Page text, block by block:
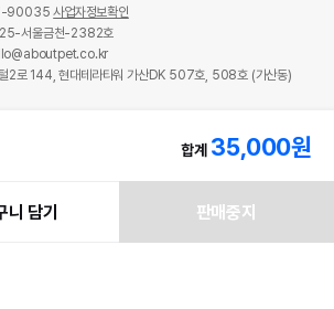
합계 35,000원
니 담기 판매중지
90035사업자정보확인
서울금천-2382호
털2로 144, 현대테라타워 가산DK 507호, 508호 (가산동)